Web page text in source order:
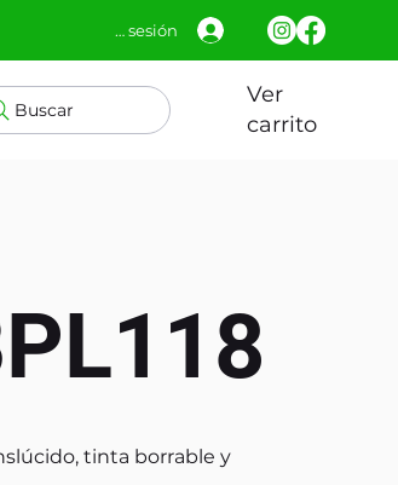
Buscar
Ver
carrito
Iniciar sesión
tinta borrable y